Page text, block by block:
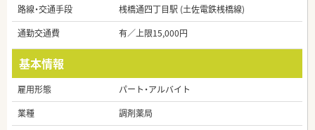
路線・交通手段
桟橋通四丁目駅 (土佐電鉄桟橋線)
通勤交通費
有／上限15,000円
基本情報
雇用形態
パート・アルバイト
業種
調剤薬局